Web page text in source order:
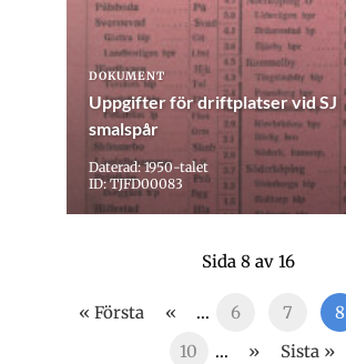
DOKUMENT
Uppgifter för driftplatser vid SJ
smalspår
Daterad: 1950-talet
ID: TJFD00083
Sida 8 av 16
« Första « ... 6 7 8
10
... » Sista »